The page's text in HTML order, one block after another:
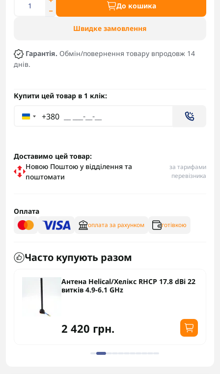
До кошика
Швидке замовлення
Гарантія. Обмін/повернення товару впродовж 14
днів.
Купити цей товар в 1 клік:
+380
Доставимо цей товар:
Новою Поштою у відділення та
поштомати
за тарифами
перевізника
Оплата
оплата за рахунком готівкою
Часто купують разом
Антена Helical/Хелікс RHCP 17.8 dBi 22
витків 4.9-6.1 GHz
2 420 грн.